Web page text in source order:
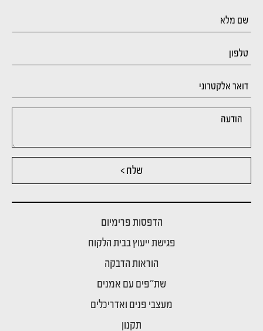
הדפסות פרימיום
פגישת ייעוץ בבית הלקוח
הוראות הדבקה
שת"פים עם אמנים
מעצבי פנים ואדריכלים
תקנון
שלח >